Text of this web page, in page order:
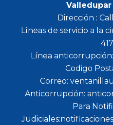
Valledupar
Dirección :
Líneas de servicio a la
Línea
Codigo
Correo:
Anticorrupción:
Para